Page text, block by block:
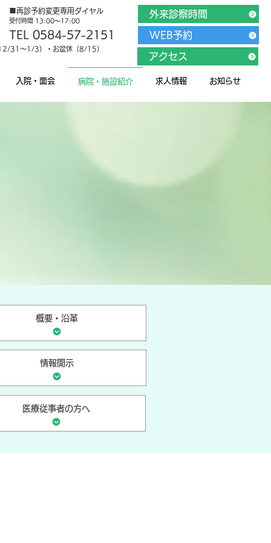
外来診察時間
■再診予約変更専用ダイヤル
受付時間 13:00～17:00
TEL 0584-57-2151
12/31～1/3）・お盆休（8/15）
入院・面会 病院・施設紹介 求人情報 お知らせ
WEB予約
アクセス
概要・沿革
情報開示
医療従事者の方へ